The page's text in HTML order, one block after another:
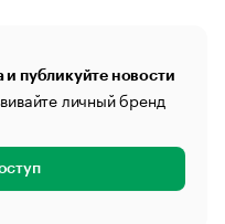
публикуйте новости
личный бренд